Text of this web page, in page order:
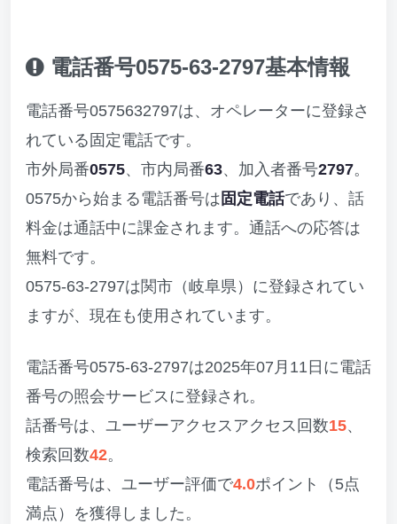
電話番号0575-63-2797基本情報
電話番号0575632797は、オペレーターに登録さ
れている固定電話です。
市外局番0575、市内局番63、加入者番号2797。
0575から始まる電話番号は 固定電話であり、話
料金は通話中に課金されます。通話への応答は
無料です。
0575-63-2797は関市（岐阜県）に登録されてい
ますが、現在も使用されています。
電話番号0575-63-2797は2025年07月11日に電話
番号の照会サービスに登録され。
話番号は、ユーザーアクセスアクセス回数15、
検索回数42。
電話番号は、ユーザー評価で4.0ポイント（5点
満点）を獲得しました。